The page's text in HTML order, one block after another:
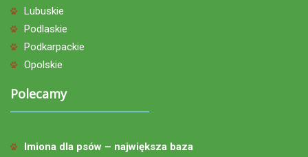
Lubuskie
Podlaskie
Podkarpackie
Opolskie
Polecamy
Imiona dla psów – największa baza